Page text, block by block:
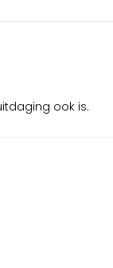
ook is.